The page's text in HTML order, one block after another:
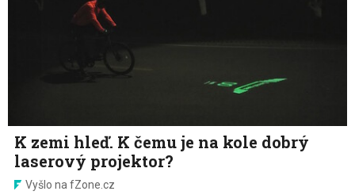
K zemi hleď. K čemu je na kole dobrý
laserový projektor?
Vyšlo na fZone.cz